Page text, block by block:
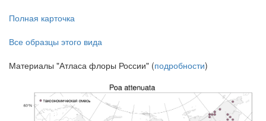
Полная карточка
Все образцы этого вида
Материалы "Атласа флоры России" (подробности)